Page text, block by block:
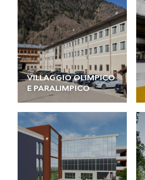
VILLAGGIO OLIMPICO
E PARALIMPICO